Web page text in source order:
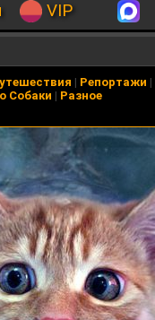
VIP
| Репортажи |
Собаки | Разное